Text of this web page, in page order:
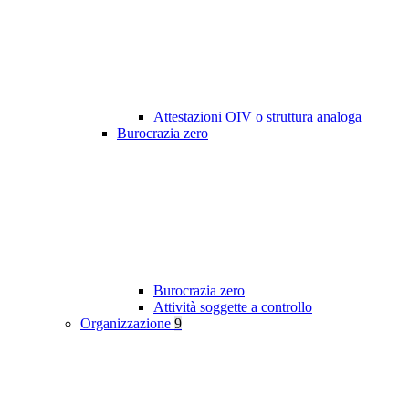
Attestazioni OIV o struttura analoga
Burocrazia zero
Burocrazia zero
Attività soggette a controllo
Organizzazione 9